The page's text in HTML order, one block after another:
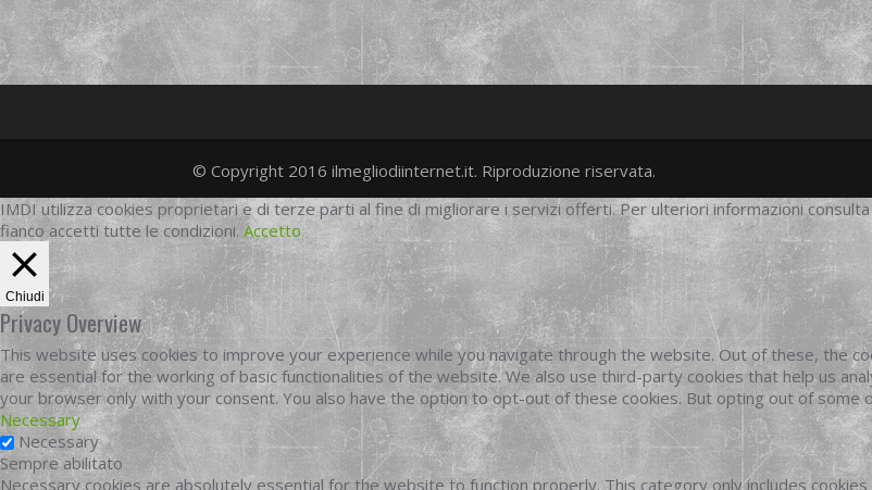
twittergoogleplus
facebook
© Copyright 2016 ilmegliodiinternet.it. Riproduzione riservata.
IMDI utilizza cookies proprietari e di terze parti al fine di migliorare i servizi offerti. Per ulteriori informazioni
fianco accetti tutte le condizioni. Accetto
Chiudi
Privacy Overview
This website uses cookies to improve your experience while you navigate through the website. Out of these, the
are essential for the working of basic functionalities of the website. We also use third-party cookies that help us
your browser only with your consent. You also have the option to opt-out of these cookies. But opting out of some
Necessary
Necessary
Sempre abilitato
Necessary cookies are absolutely essential for the website to function properly. This category only includes